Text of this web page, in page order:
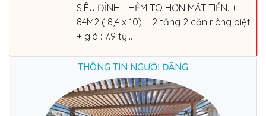
SIÊU ĐỈNH - HẺM TO HƠN MẶT TIỀN. +
84M2 ( 8,4 x 10) + 2 tầng 2 căn riêng biệt
+ giá : 7.9 tỷ...
THÔNG TIN NGƯỜI ĐĂNG